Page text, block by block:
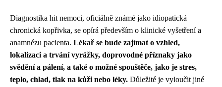
Diagnostika hit nemoci, oficiálně známé jako idiopatická
chronická kopřivka, se opírá především o klinické vyšetření a
anamnézu pacienta. Lékař se bude zajímat o vzhled,
lokalizaci a trvání vyrážky, doprovodné příznaky jako
svědění a pálení, a také o možné spouštěče, jako je stres,
teplo, chlad, tlak na kůži nebo léky. Důležité je vyloučit jiné